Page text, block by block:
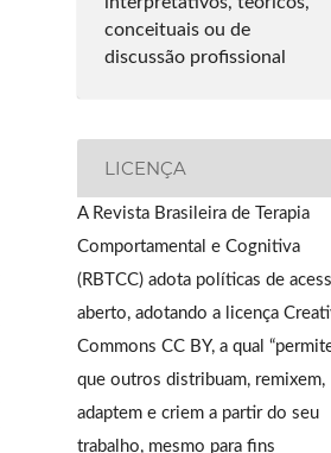
conceituais ou de
discussão profissional
LICENÇA
A Revista Brasileira de Terapia
Comportamental e Cognitiva
(RBTCC) adota políticas de
aberto, adotando a licença
Commons CC BY, a qual
que outros distribuam, remixem,
adaptem e criem a partir do seu
trabalho, mesmo para fins